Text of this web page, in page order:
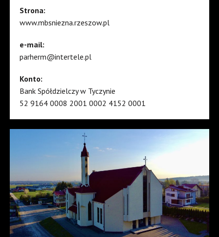
Strona:
www.mbsniezna.rzeszow.pl
e-mail:
parherm@intertele.pl
Konto:
Bank Spółdzielczy w Tyczynie
52 9164 0008 2001 0002 4152 0001